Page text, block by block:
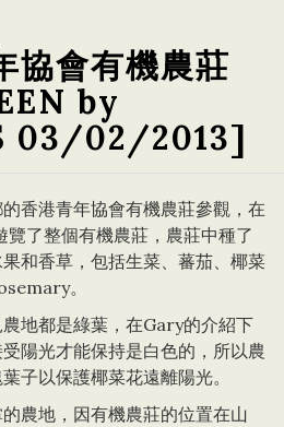
協會有機農莊
by
03/02/2013]
香港青年協會有機農莊參觀，在
了整個有機農莊，農莊中種了
和香草，包括生菜、蕃茄、椰菜
。
地都是綠葉，在Gary的介紹下
陽光才能保持是白色的，所以農
子以保護椰菜花遠離陽光。
農地，因有機農莊的位置在山